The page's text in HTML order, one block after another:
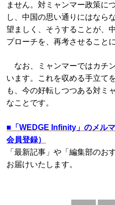
ません。対ミャンマー政策に
し、中国の思い通りにはなら
望ましく、そうすることが、
プローチを、再考させること
なお、ミャンマーではカチ
います。これを収める手立て
も、今の好転しつつある対ミ
なことです。
■ 「WEDGE Infinity」のメル
会員登録）
「最新記事」や「編集部のお
お届けいたします。